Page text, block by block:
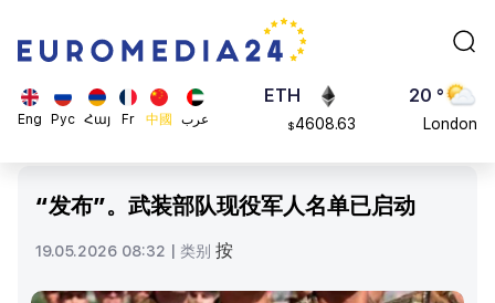
Eng Рус Հայ Fr 中國 عرب
ADA
0.868816
ETH
$4608.63
20 °
London
23 °
Rome
“发布”。武装部队现役军人名单已启动
19.05.2026 08:32 | 类别 按